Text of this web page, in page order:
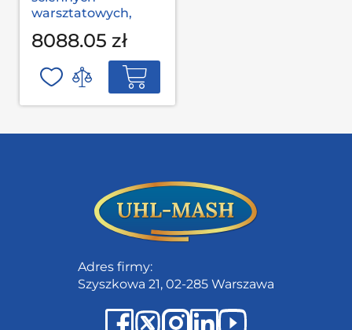
warsztatowych,
L-03-002 S op
8088.05 zł
Adres firmy:
Szyszkowa 21, 02-285 Warszawa